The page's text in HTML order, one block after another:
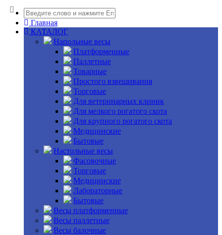
Главная
КАТАЛОГ
Напольные весы
Платформенные
Паллетные
Товарные
Простого взвешивания
Торговые
Для ветеринарных клиник
Для мелкого рогатого скота
Для крупного рогатого скота
Медицинские
Бытовые
Настольные весы
Фасовочные
Торговые
Медицинские
Лабораторные
Бытовые
Весы платформенные
Весы паллетные
Весы балочные